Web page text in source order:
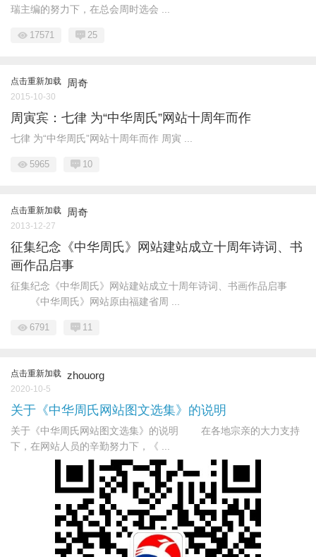
瑞主编的努力下，在总会周时选会 ...
17571 25
点击重新加载 周奇
2015-10-30
周寅宾：七律 为“中华周氏”网站十周年而作
七律 为“中华周氏”网站十周年而作 周寅 ...
5965 10
点击重新加载 周奇
2013-12-27
征集纪念《中华周氏》网站建站成立十周年诗词、书
画作品启事
征集纪念《中华周氏》网站建站成立十周年诗词、书画作品启事
《中华周氏》网站原由福建省周 ...
6791 11
点击重新加载 zhouorg
2020-10-5
关于《中华周氏网站图文选集》的说明
关于《中华周氏网站图文选集》的说明 在各地宗亲的大力支持
下，在网站人员的辛勤努力下，《 ...